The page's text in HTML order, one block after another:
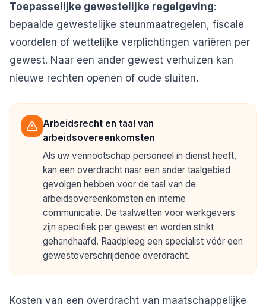
Toepasselijke gewestelijke regelgeving:
bepaalde gewestelijke steunmaatregelen, fiscale
voordelen of wettelijke verplichtingen variëren per
gewest. Naar een ander gewest verhuizen kan
nieuwe rechten openen of oude sluiten.
Arbeidsrecht en taal van
arbeidsovereenkomsten
Als uw vennootschap personeel in dienst heeft,
kan een overdracht naar een ander taalgebied
gevolgen hebben voor de taal van de
arbeidsovereenkomsten en interne
communicatie. De taalwetten voor werkgevers
zijn specifiek per gewest en worden strikt
gehandhaafd. Raadpleeg een specialist vóór een
gewestoverschrijdende overdracht.
Kosten van een overdracht van maatschappelijke